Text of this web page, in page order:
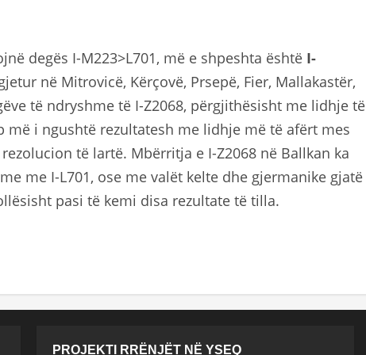
degës I-M223>L701, më e shpeshta është I-
në Mitrovicë, Kërçovë, Prsepë, Fier, Mallakastër,
të ndryshme të I-Z2068, përgjithësisht me lidhje të
i ngushtë rezultatesh me lidhje më të afërt mes
të lartë. Mbërritja e I-Z2068 në Ballkan ka
me I-L701, ose me valët kelte dhe gjermanike gjatë
pasi të kemi disa rezultate të tilla.
PROJEKTI RRËNJËT NË YSEQ